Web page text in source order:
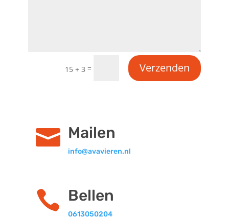
15 + 3 = Verzenden
 Mailen
info@avavieren.nl
 Bellen
0613050204